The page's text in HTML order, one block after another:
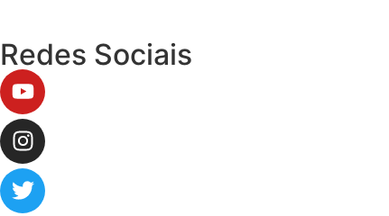
Redes Sociais